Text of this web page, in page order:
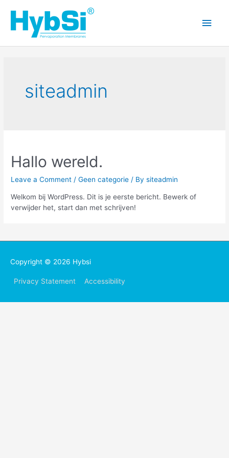
Main
siteadmin
Hallo wereld.
Leave a Comment /Geen categorie / Bysiteadmin
Welkom bij WordPress. Dit is je eerste bericht. Bewerk of
verwijder het, start dan met schrijven!
Copyright © 2026 Hybsi
Privacy Statement Accessibility